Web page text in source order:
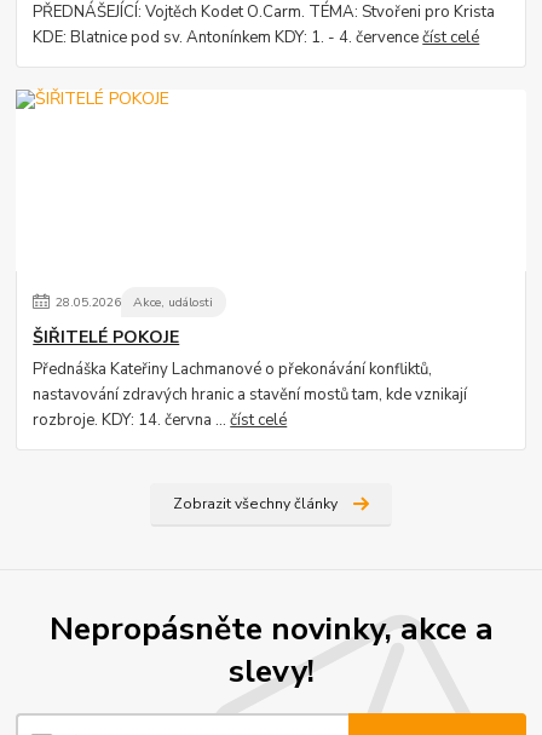
PŘEDNÁŠEJÍCÍ: Vojtěch Kodet O.Carm. TÉMA: Stvořeni pro Krista
KDE: Blatnice pod sv. Antonínkem KDY: 1. - 4. červencečíst celé
28.05.2026 Akce, události
ŠIŘITELÉ POKOJE
Přednáška Kateřiny Lachmanové o překonávání konfliktů,
nastavování zdravých hranic a stavění mostů tam, kde vznikají
rozbroje. KDY: 14. června ...číst celé
Zobrazit všechny články
Nepropásněte novinky, akce a
slevy!